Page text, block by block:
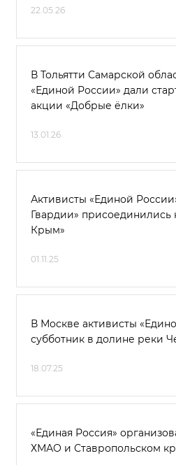
22.05.26
В Тольятти Самарской
«Единой России» дали
акции «Добрые ёлки»
13.01.26
Активисты «Единой
Гвардии» присоединились
Крым»
01.11.25
В Москве активисты
субботник в долине реки
18.07.25
«Единая Россия»
ХМАО и Ставропольском